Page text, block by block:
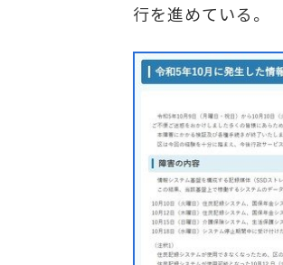
行を進めている。